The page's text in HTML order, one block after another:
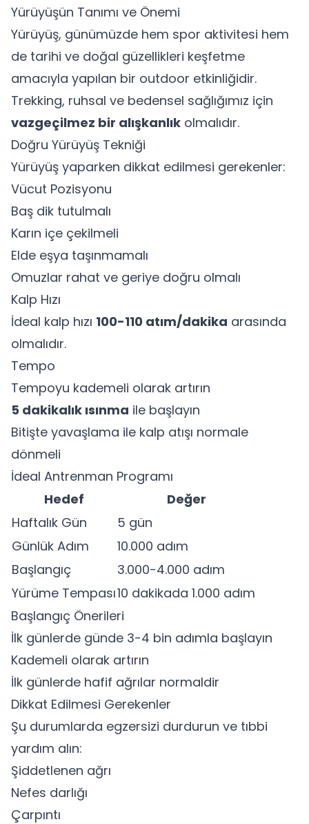
Yürüyüşün Tanımı ve Önemi
Yürüyüş, günümüzde hem spor aktivitesi hem
de tarihi ve doğal güzellikleri keşfetme
amacıyla yapılan bir outdoor etkinliğidir.
Trekking, ruhsal ve bedensel sağlığımız için
vazgeçilmez bir alışkanlık olmalıdır.
Doğru Yürüyüş Tekniği
Yürüyüş yaparken dikkat edilmesi gerekenler:
Vücut Pozisyonu
Baş dik tutulmalı
Karın içe çekilmeli
Elde eşya taşınmamalı
Omuzlar rahat ve geriye doğru olmalı
Kalp Hızı
İdeal kalp hızı 100-110 atım/dakika arasında
olmalıdır.
Tempo
Tempoyu kademeli olarak artırın
5 dakikalık ısınma ile başlayın
Bitişte yavaşlama ile kalp atışı normale
dönmeli
İdeal Antrenman Programı
Hedef
Değer
Haftalık Gün
5 gün
Günlük Adım
10.000 adım
Başlangıç
3.000-4.000 adım
Yürüme Tempası10 dakikada 1.000 adım
Başlangıç Önerileri
İlk günlerde günde 3-4 bin adımla başlayın
Kademeli olarak artırın
İlk günlerde hafif ağrılar normaldir
Dikkat Edilmesi Gerekenler
Şu durumlarda egzersizi durdurun ve tıbbi
yardım alın:
Şiddetlenen ağrı
Nefes darlığı
Çarpıntı